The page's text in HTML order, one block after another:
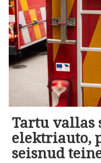
Tartu vallas
elektriauto,
seisnud